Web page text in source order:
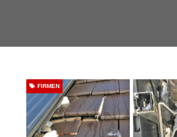
FIRMEN